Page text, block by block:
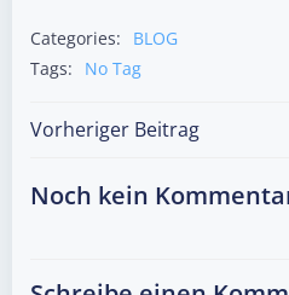
Categories:
BLOG
Tags:
No Tag
Post
navigation
Vorheriger Beitrag
Noch kein